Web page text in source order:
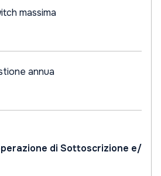
massima
annua
di Sottoscrizione e/